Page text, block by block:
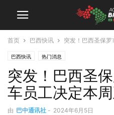
首页 巴西快讯 突发！巴西圣保罗
巴西快讯 热门消息
突发！巴西圣
车员工决定本
由 巴中通讯社 - 2024年6月5日